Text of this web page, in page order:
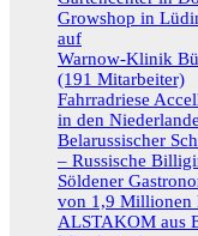
Growshop in
auf
Warnow-Klinik
(191 Mitarbeiter)
Fahrradriese
in den
Belarussischer
– Russische
Söldener
von 1,9 Millionen
ALSTAKOM aus